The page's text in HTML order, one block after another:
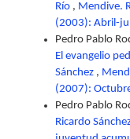
Río , Mendive.
(2003): Abril-
Pedro Pablo
El evangelio
Sánchez ,
(2007):
Pedro Pablo
Ricardo